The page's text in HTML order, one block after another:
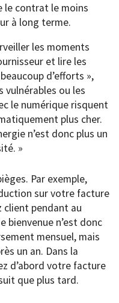
le contrat le moins
à long terme.
les moments
et lire les
d’efforts »,
vulnérables ou les
le numérique risquent
plus cher.
n’est donc plus un
»
Par exemple,
sur votre facture
client pendant au
bienvenue n’est donc
mensuel, mais
un an. Dans la
d’abord votre facture
que plus tard.